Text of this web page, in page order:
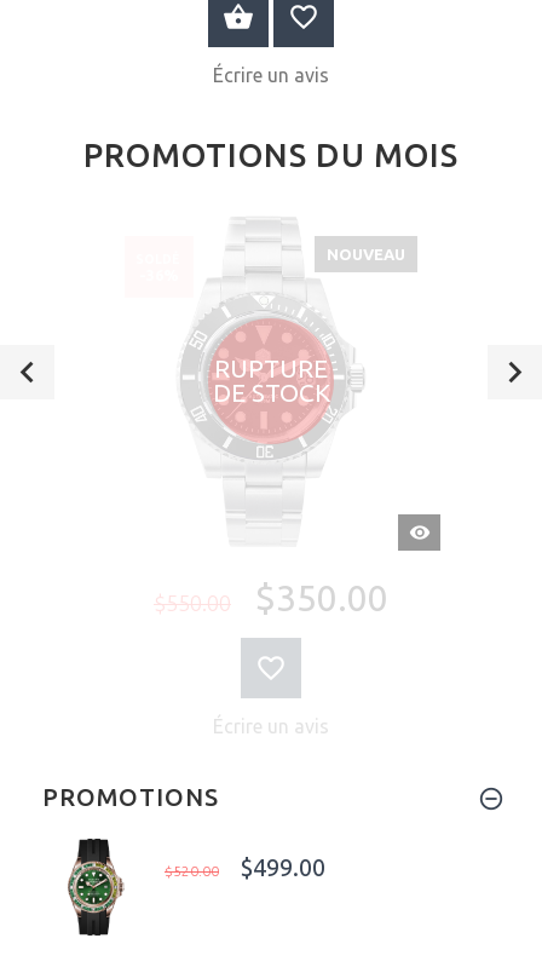
AU PANIER
Écrire un avis
PROMOTIONS DU MOIS
RUPTURE
DE STOCK
APERÇU
RAPIDE
NOUVEAU
$550.00 $350.00
Écrire un avis
PROMOTIONS
$520.00 $499.00